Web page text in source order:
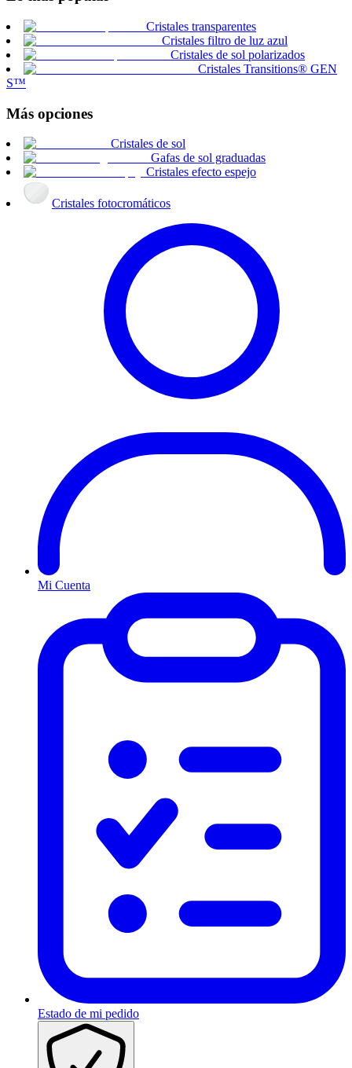
Cristales transparentes
Cristales filtro de luz azul
Cristales de sol polarizados
Cristales Transitions® GEN
S™
Más opciones
Cristales de sol
Gafas de sol graduadas
Cristales efecto espejo
Cristales fotocromáticos
Mi Cuenta
Estado de mi pedido